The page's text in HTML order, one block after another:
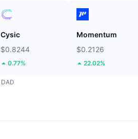
Cysic
$0.8244
0.77%
Momentum
$0.2126
22.02%
DAD